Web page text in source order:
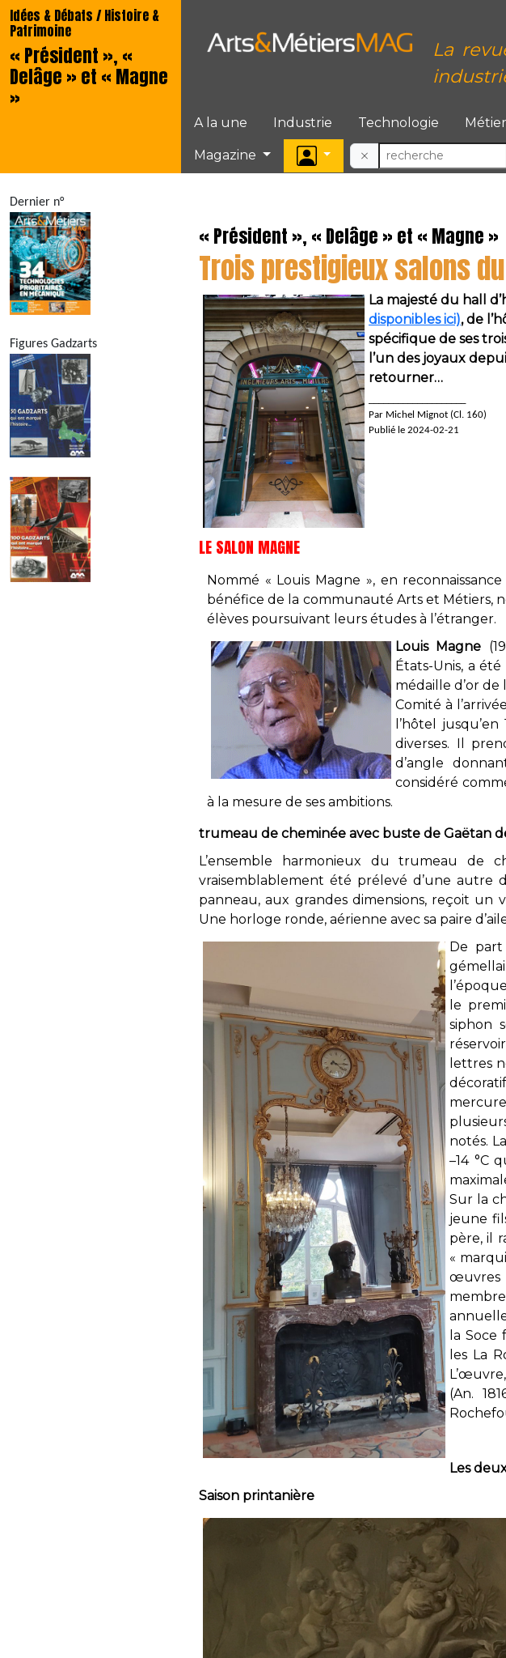
Idées & Débats / Histoire &
Patrimoine
« Président », «
Delâge » et « Magne
»
La
A la une Industrie Technologie
Magazine
Dernier n°
Figures Gadzarts
« Président », « Delâge » et « Magne »
Trois prestigieux salons
La majesté du hall
disponibles ici), de
spécifique de ses
l’un des joyaux
retourner…
Par Michel Mignot (Cl. 160)
Publié le 2024-02-21
LE SALON MAGNE
Nommé « Louis Magne », en
bénéfice de la communauté Arts et Métiers,
élèves poursuivant leurs études à l’étranger.
Louis Magne
États-Unis, a
médaille d’or de
Comité à
l’hôtel
diverses. Il
d’angle
considéré
à la mesure de ses ambitions.
trumeau de cheminée avec buste de Gaëtan
L’ensemble harmonieux du trumeau de
vraisemblablement été prélevé d’une autre
panneau, aux grandes dimensions, reçoit
Une horloge ronde, aérienne avec sa paire
De
le
siphon
lettres
notés.
–14 °C
Sur la
jeune
père, il
«
œuvres
la
les La
(An.
Les
Saison printanière